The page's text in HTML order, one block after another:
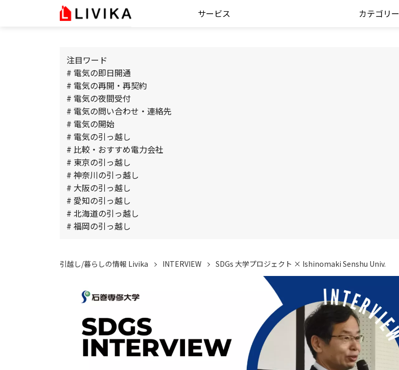
サービス カテゴリー
注目ワード
# 電気の即日開通
# 電気の再開・再契約
# 電気の夜間受付
# 電気の問い合わせ・連絡先
# 電気の開始
# 電気の引っ越し
# 比較・おすすめ電力会社
# 東京の引っ越し
# 神奈川の引っ越し
# 大阪の引っ越し
# 愛知の引っ越し
# 北海道の引っ越し
# 福岡の引っ越し
引越し/暮らしの情報 Livika INTERVIEW SDGs 大学プロジェクト × Ishinomaki Senshu Univ.